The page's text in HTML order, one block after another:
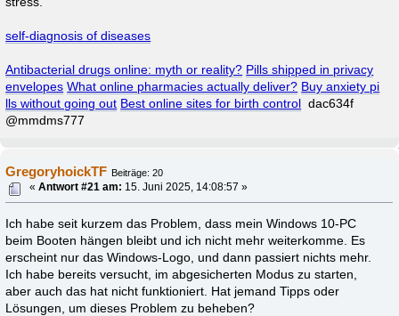
self-diagnosis of diseases
Antibacterial drugs online: myth or reality? Pills shipped in privacy
envelopes What online pharmacies actually deliver? Buy anxiety pi
lls without going out Best online sites for birth control
dac634f
@mmdms777
GregoryhoickTF Beiträge: 20
«Antwort #21 am: 15. Juni 2025, 14:08:57 »
Ich habe seit kurzem das Problem, dass mein Windows 10-PC
beim Booten hängen bleibt und ich nicht mehr weiterkomme. Es
erscheint nur das Windows-Logo, und dann passiert nichts mehr.
Ich habe bereits versucht, im abgesicherten Modus zu starten,
aber auch das hat nicht funktioniert. Hat jemand Tipps oder
Lösungen, um dieses Problem zu beheben?